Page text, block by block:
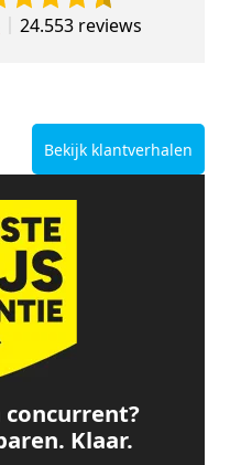
24.553 reviews
Bekijk klantverhalen
Klaar.